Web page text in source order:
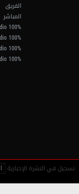
الفريق
المباشر
100% Tounsi Web Radio
100% Gold Web Radio
100% Clubbing Web Radio
100% Hit Web Radio
تسجيل في النشرة الإخبارية